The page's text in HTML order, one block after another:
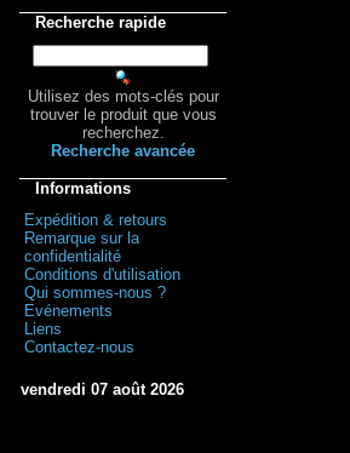
Recherche rapide
Utilisez des mots-clés pour
trouver le produit que vous
recherchez.
Recherche avancée
Informations
Expédition & retours
Remarque sur la
confidentialité
Conditions d'utilisation
Qui sommes-nous ?
Evénements
Liens
Contactez-nous
vendredi 07 août 2026